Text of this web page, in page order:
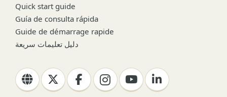
Quick start guide
Guía de consulta rápida
Guide de démarrage rapide
دليل تعليمات سريعة